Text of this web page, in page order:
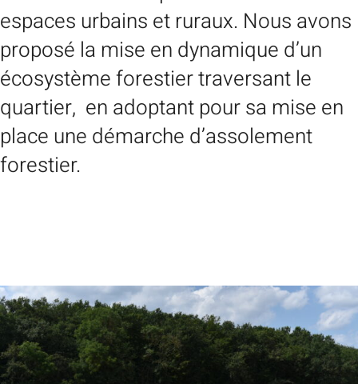
espaces urbains et ruraux. Nous avons
proposé la mise en dynamique d’un
écosystème forestier traversant le
quartier, en adoptant pour sa mise en
place une démarche d’assolement
forestier.